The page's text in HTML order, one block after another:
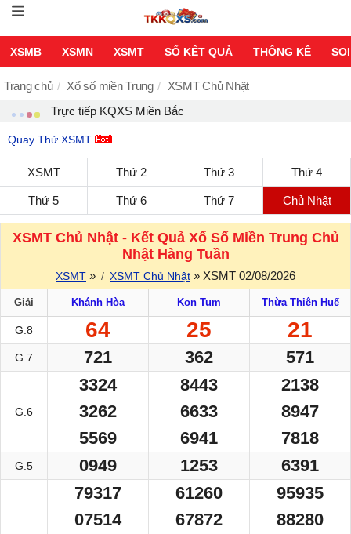
XSMB XSMN XSMT SỔ KẾT QUẢ THỐNG KÊ
Trang chủ Xổ số miền Trung
XSMT Chủ Nhật
Trực tiếp KQXS Miền Bắc
Quay Thử XSMT
XSMT Thứ 2 Thứ 3 Thứ 4
Thứ 5 Thứ 6 Thứ 7 Chủ Nhật
XSMT Chủ Nhật - Kết Quả Xổ Số Miền Trung Chủ
Nhật Hàng Tuần
XSMT » XSMT Chủ Nhật » XSMT 02/08/2026
Giải Khánh Hòa Kon Tum Thừa Thiên Huế
G.8 64 25 21
G.7 721 362 571
G.6
3324
3262
5569
8443
6633
6941
2138
8947
7818
G.5 0949 1253 6391
79317
07514
61260
67872
95935
88280